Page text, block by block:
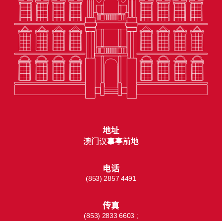
地址
澳门议事亭前地
电话
(853) 2857 4491
传真
(853) 2833 6603 ;